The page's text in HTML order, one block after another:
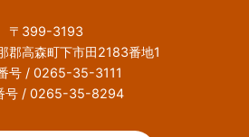
〒399-3193
郡高森町下市田2183番地1
号 / 0265-35-3111
号 / 0265-35-8294